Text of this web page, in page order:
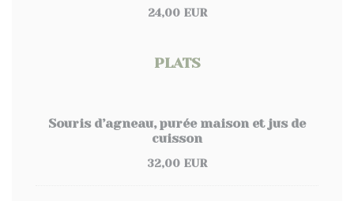
24,00 EUR
PLATS
Souris d’agneau, purée maison et jus de
cuisson
32,00 EUR